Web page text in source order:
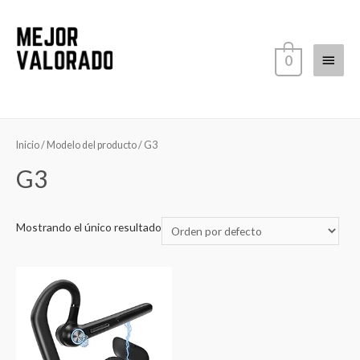
contenido
Menú
0
Inicio/ Modelo del producto / ‎G3
‎G3
Mostrando el único resultado